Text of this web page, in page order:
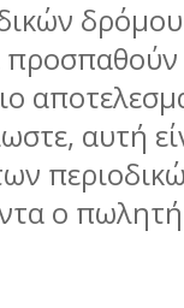
αυτή
ο